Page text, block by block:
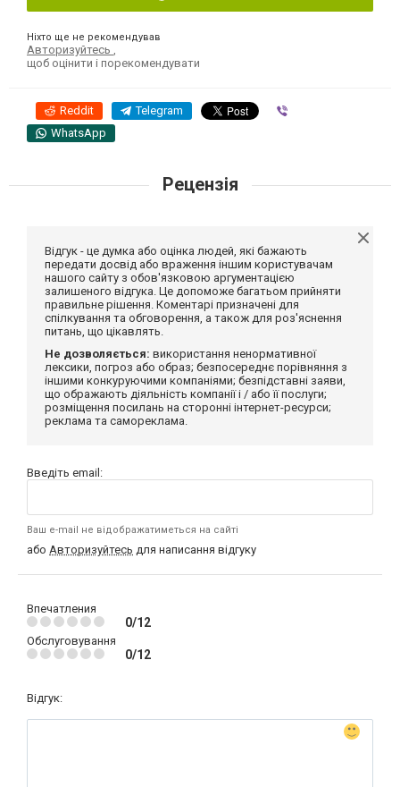
Ніхто ще не рекомендував
Авторизуйтесь
щоб оцінити і порекомендувати
Reddit Telegram
WhatsApp
Рецензія
Відгук - це думка або оцінка людей, які бажають
передати досвід або враження іншим користувачам
нашого сайту з обов'язковою аргументацією
залишеного відгука. Це допоможе багатьом прийняти
правильне рішення. Коментарі призначені для
спілкування та обговорення, а також для роз'яснення
питань, що цікавлять.
Не дозволяється: використання ненормативної
лексики, погроз або образ; безпосереднє порівняння з
іншими конкуруючими компаніями; безпідставні заяви,
що ображають діяльність компанії і / або її послуги;
розміщення посилань на сторонні інтернет-ресурси;
реклама та самореклама.
Введіть email:
Ваш e-mail не відображатиметься на сайті
або Авторизуйтесь для написання відгуку
Впечатления
0/12
Обслуговування
0/12
Відгук: